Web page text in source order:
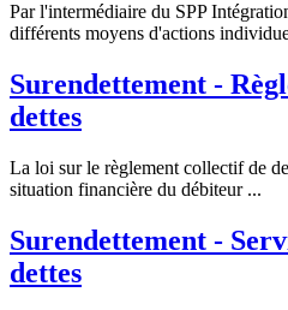
Par l'intermédiaire du SPP
différents moyens d'actions
Surendettement -
dettes
La loi sur le règlement collectif de
situation financière du débiteur ...
Surendettement -
dettes